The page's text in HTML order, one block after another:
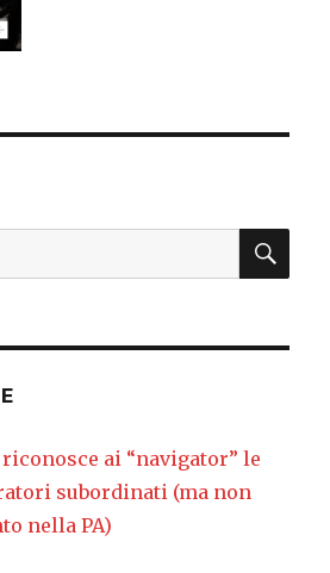
riconosce ai “navigator” le
subordinati (ma non
nella PA)